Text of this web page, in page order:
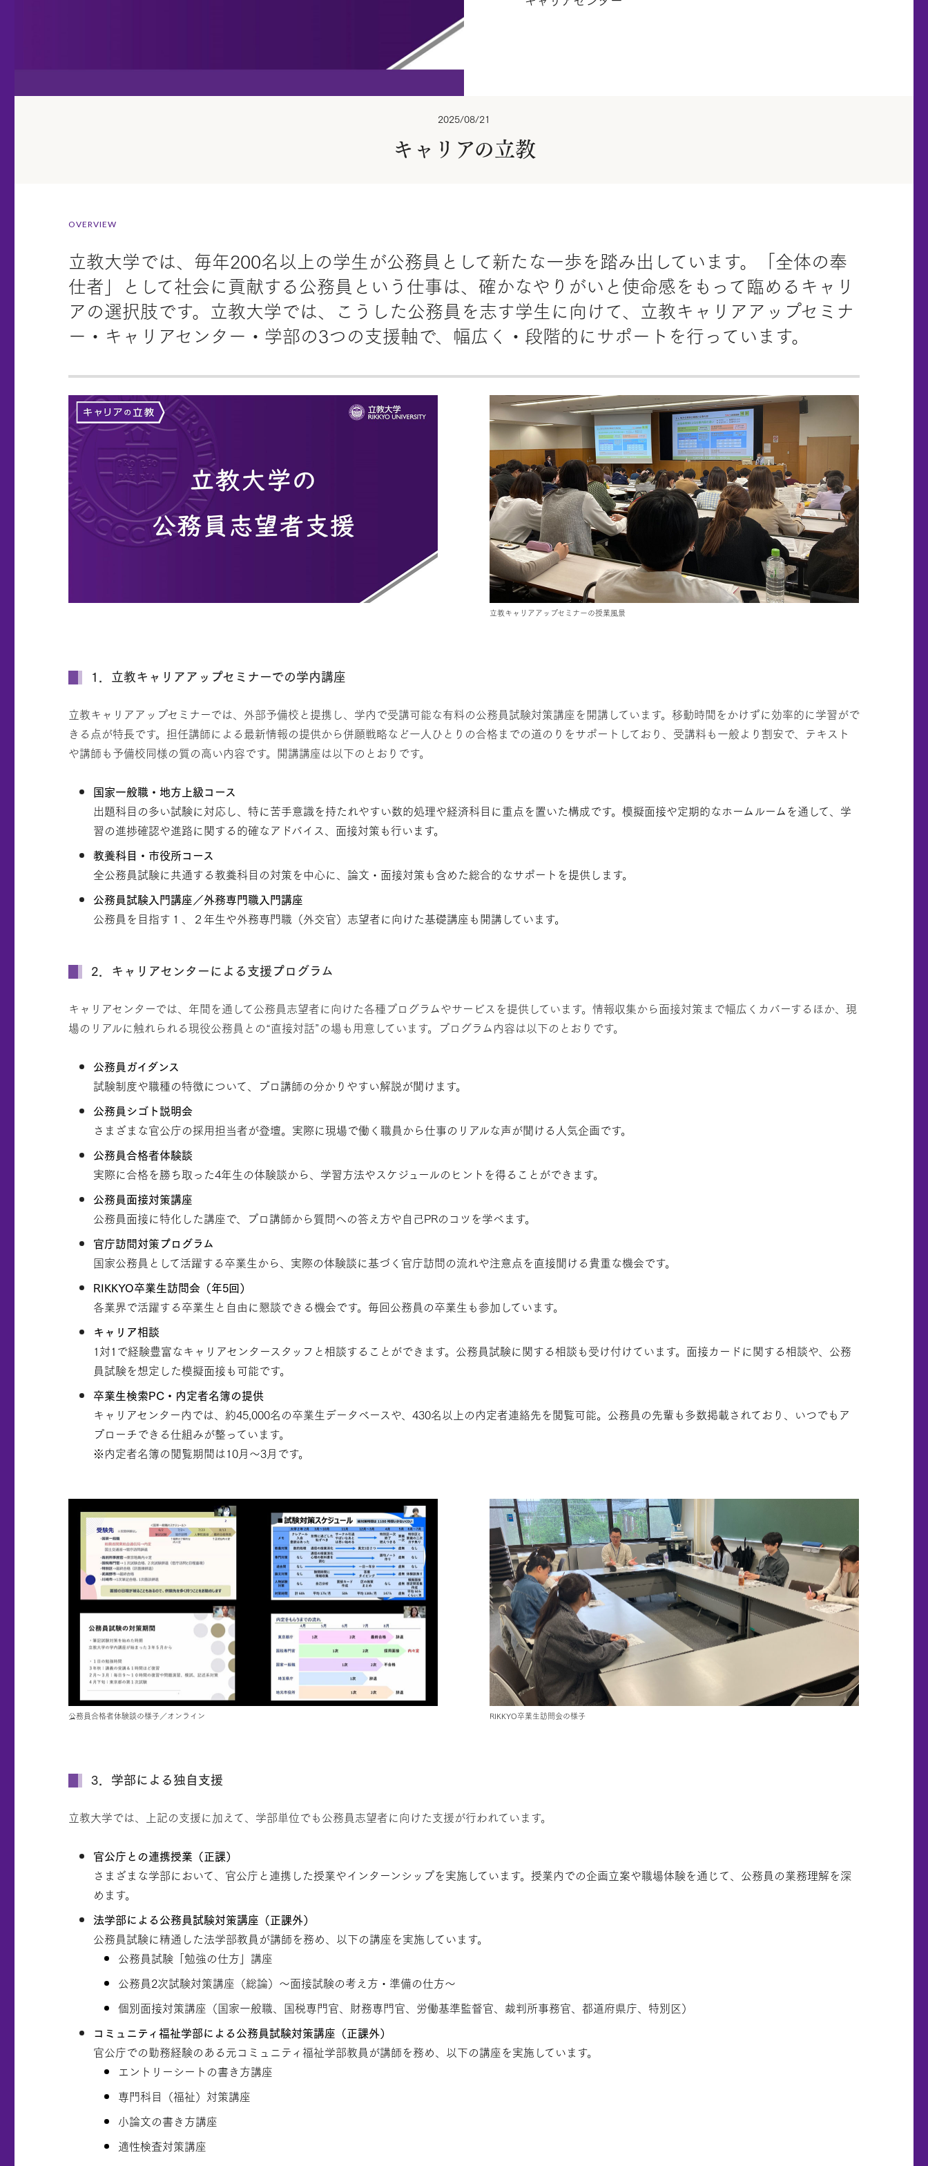
2025/08/21
キャリアの立教
OVERVIEW
立教大学では、毎年200名以上の学生が公務員として新たな一歩を踏み出しています。「全体の奉
仕者」として社会に貢献する公務員という仕事は、確かなやりがいと使命感をもって臨めるキャリ
アの選択肢です。立教大学では、こうした公務員を志す学生に向けて、立教キャリアアップセミナ
ー・キャリアセンター・学部の3つの支援軸で、幅広く・段階的にサポートを行っています。
立教キャリアアップセミナーの授業風景
1．立教キャリアアップセミナーでの学内講座
立教キャリアアップセミナーでは、外部予備校と提携し、学内で受講可能な有料の公務員試験対策講座を開講しています。移動時間をかけずに効率的に学習がで
きる点が特長です。担任講師による最新情報の提供から併願戦略など一人ひとりの合格までの道のりをサポートしており、受講料も一般より割安で、テキスト
や講師も予備校同様の質の高い内容です。開講講座は以下のとおりです。
国家一般職・地方上級コース
出題科目の多い試験に対応し、特に苦手意識を持たれやすい数的処理や経済科目に重点を置いた構成です。模擬面接や定期的なホームルームを通して、学
習の進捗確認や進路に関する的確なアドバイス、面接対策も行います。
教養科目・市役所コース
全公務員試験に共通する教養科目の対策を中心に、論文・面接対策も含めた総合的なサポートを提供します。
公務員試験入門講座／外務専門職入門講座
公務員を目指す１、２年生や外務専門職（外交官）志望者に向けた基礎講座も開講しています。
2．キャリアセンターによる支援プログラム
キャリアセンターでは、年間を通して公務員志望者に向けた各種プログラムやサービスを提供しています。情報収集から面接対策まで幅広くカバーするほか、現
場のリアルに触れられる現役公務員との“直接対話”の場も用意しています。プログラム内容は以下のとおりです。
公務員ガイダンス
試験制度や職種の特徴について、プロ講師の分かりやすい解説が聞けます。
公務員シゴト説明会
さまざまな官公庁の採用担当者が登壇。実際に現場で働く職員から仕事のリアルな声が聞ける人気企画です。
公務員合格者体験談
実際に合格を勝ち取った4年生の体験談から、学習方法やスケジュールのヒントを得ることができます。
公務員面接対策講座
公務員面接に特化した講座で、プロ講師から質問への答え方や自己PRのコツを学べます。
官庁訪問対策プログラム
国家公務員として活躍する卒業生から、実際の体験談に基づく官庁訪問の流れや注意点を直接聞ける貴重な機会です。
RIKKYO卒業生訪問会（年5回）
各業界で活躍する卒業生と自由に懇談できる機会です。毎回公務員の卒業生も参加しています。
キャリア相談
1対1で経験豊富なキャリアセンタースタッフと相談することができます。公務員試験に関する相談も受け付けています。面接カードに関する相談や、公務
員試験を想定した模擬面接も可能です。
卒業生検索PC・内定者名簿の提供
キャリアセンター内では、約45,000名の卒業生データベースや、430名以上の内定者連絡先を閲覧可能。公務員の先輩も多数掲載されており、いつでもア
プローチできる仕組みが整っています。
※内定者名簿の閲覧期間は10月～3月です。
公務員合格者体験談の様子／オンライン RIKKYO卒業生訪問会の様子
3．学部による独自支援
立教大学では、上記の支援に加えて、学部単位でも公務員志望者に向けた支援が行われています。
官公庁との連携授業（正課）
さまざまな学部において、官公庁と連携した授業やインターンシップを実施しています。授業内での企画立案や職場体験を通じて、公務員の業務理解を深
めます。
法学部による公務員試験対策講座（正課外）
公務員試験に精通した法学部教員が講師を務め、以下の講座を実施しています。
公務員試験「勉強の仕方」講座
公務員2次試験対策講座（総論）～面接試験の考え方・準備の仕方～
個別面接対策講座（国家一般職、国税専門官、財務専門官、労働基準監督官、裁判所事務官、都道府県庁、特別区）
コミュニティ福祉学部による公務員試験対策講座（正課外）
官公庁での勤務経験のある元コミュニティ福祉学部教員が講師を務め、以下の講座を実施しています。
エントリーシートの書き方講座
専門科目（福祉）対策講座
小論文の書き方講座
適性検査対策講座